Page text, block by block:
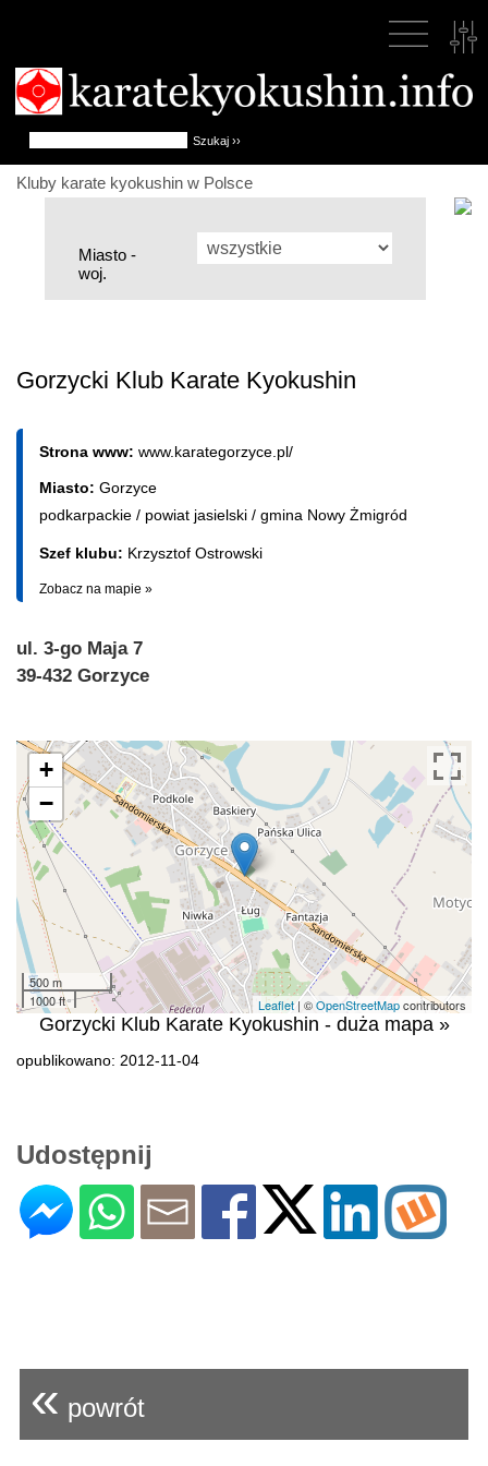
Kluby karate kyokushin w Polsce
Miasto -
woj.
Gorzycki Klub Karate Kyokushin
Strona www: www.karategorzyce.pl/
Miasto: Gorzyce
podkarpackie / powiat jasielski / gmina Nowy Żmigród
Szef klubu: Krzysztof Ostrowski
Zobacz na mapie »
ul. 3-go Maja 7
39-432 Gorzyce
+
−
500 m
1000 ft
Leaflet | ©OpenStreetMapcontributors
Gorzycki Klub Karate Kyokushin - duża mapa »
opublikowano: 2012-11-04
Udostępnij
« powrót